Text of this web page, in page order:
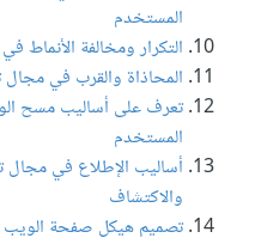
المستخدم
التكرار ومخالفة
المحاذاة والقرب في
تعرف على أساليب مسح
المستخدم
أساليب الإطلاع في مجال
والاكتشاف
تصميم هيكل صفحة الويب